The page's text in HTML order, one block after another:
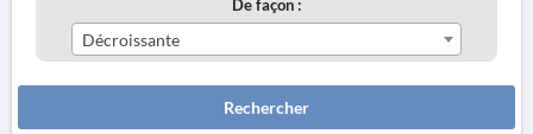
De façon :
Décroissante
Rechercher